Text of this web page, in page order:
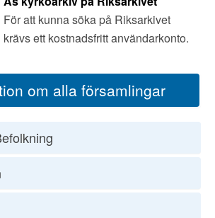
För att kunna söka på Riksarkivet
krävs ett kostnadsfritt användarkonto.
om alla församlingar